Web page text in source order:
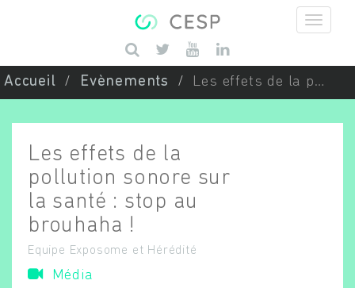
Saisissez vos mots-clés
Accueil Evènements Les effets de la pollution sonore sur la santé : stop au brouhaha !
Les effets de la
pollution sonore sur
la santé : stop au
brouhaha !
Equipe Exposome et Hérédité
Média